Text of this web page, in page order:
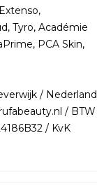
Tyro, Académie
PCA Skin,
/ Nederland
/ BTW
/ KvK